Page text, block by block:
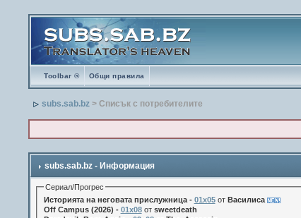
Toolbar ® Общи правила
subs.sab.bz > Списък с потребителите
subs.sab.bz - Информация
Сериал/Прогрес
Историята на неговата прислужница - 01х05от Василиса
Off Campus (2026) - 01x08от sweetdeath